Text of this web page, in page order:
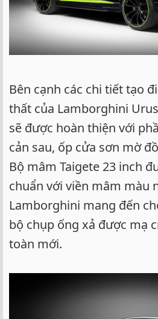
Bên cạnh các chi tiết tạo
thất của Lamborghini
sẽ được hoàn thiện với
cản sau, ốp cửa sơn mờ
Bộ mâm Taigete 23 inch
chuẩn với viền mâm màu
Lamborghini mang đến
bộ chụp ống xả được mạ
toàn mới.